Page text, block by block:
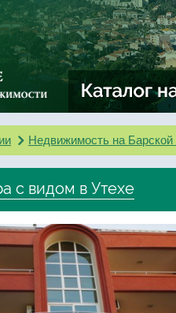
Недвижимость на Барской
с видом в Утехе